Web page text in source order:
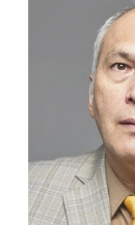
仕事の強制・
部下からの逆
ＩＴにうとい
リモート会議
女性に「土日